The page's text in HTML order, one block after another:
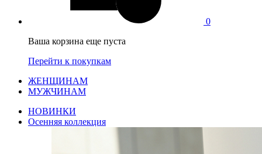
0
Ваша корзина еще пуста
Перейти к покупкам
ЖЕНЩИНАМ
МУЖЧИНАМ
НОВИНКИ
Осенняя коллекция